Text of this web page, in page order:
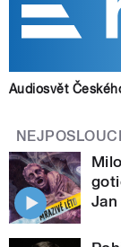
Audiosvět